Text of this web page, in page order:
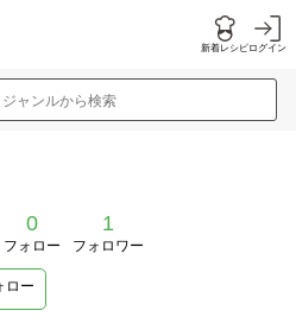
新着レシピログイン
ャンルから検索
0
フォロー
1
フォロワー
ロー